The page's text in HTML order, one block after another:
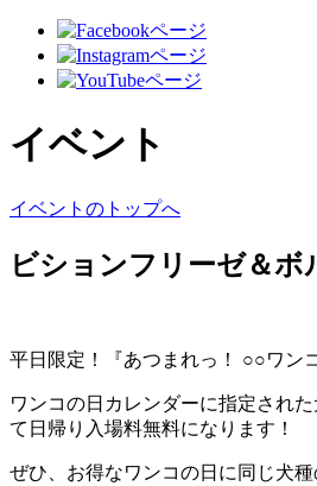
イベント
イベントのトップへ
ビションフリーゼ＆ボ
平日限定！『あつまれっ！ ○○ワン
ワンコの日カレンダーに指定され
て日帰り入場料無料になります！
ぜひ、お得なワンコの日に同じ犬